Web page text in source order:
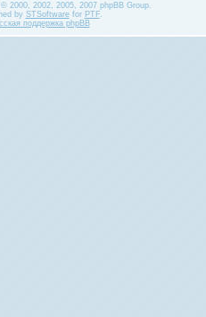
2000, 2002, 2005, 2007 phpBB Group.
by STSoftwarefor PTF.
поддержка phpBB